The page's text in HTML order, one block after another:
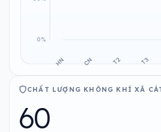
CHẤT LƯỢNG KHÔNG KHÍ XÃ
60